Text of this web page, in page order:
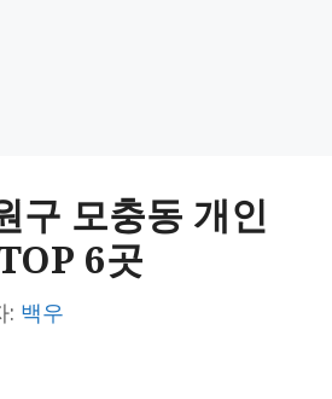
구 모충동 개인
6곳
: 백우